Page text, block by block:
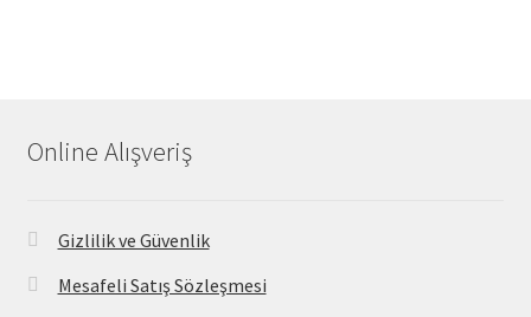
Online Alışveriş
Gizlilik ve Güvenlik
Mesafeli Satış Sözleşmesi